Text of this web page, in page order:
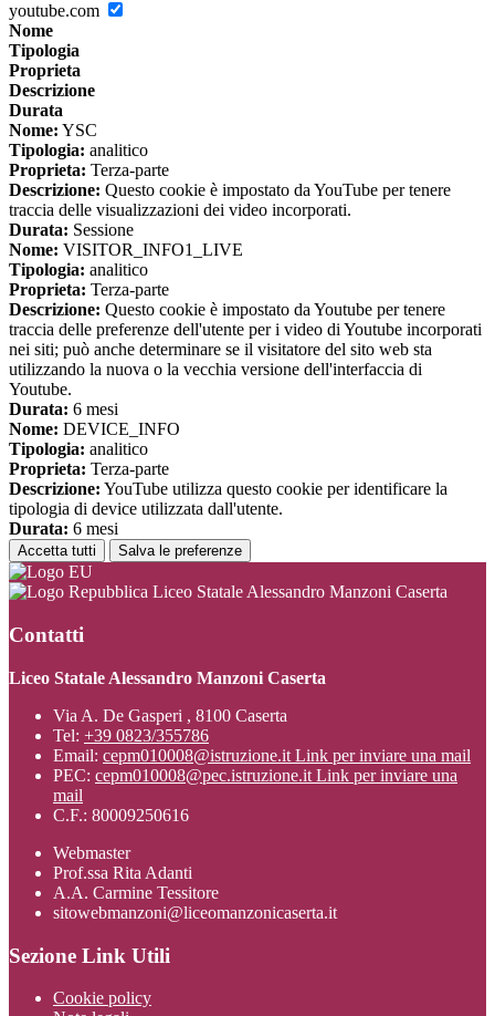
youtube.com
Nome
Tipologia
Proprieta
Descrizione
Durata
Nome: YSC
Tipologia: analitico
Proprieta: Terza-parte
Descrizione: Questo cookie è impostato da YouTube per tenere
traccia delle visualizzazioni dei video incorporati.
Durata: Sessione
Nome: VISITOR_INFO1_LIVE
Tipologia: analitico
Proprieta: Terza-parte
Descrizione: Questo cookie è impostato da Youtube per tenere
traccia delle preferenze dell'utente per i video di Youtube incorporati
nei siti; può anche determinare se il visitatore del sito web sta
utilizzando la nuova o la vecchia versione dell'interfaccia di
Youtube.
Durata: 6 mesi
Nome: DEVICE_INFO
Tipologia: analitico
Proprieta: Terza-parte
Descrizione: YouTube utilizza questo cookie per identificare la
tipologia di device utilizzata dall'utente.
Durata: 6 mesi
Accetta tutti Salva le preferenze
Liceo Statale Alessandro Manzoni Caserta
Contatti
Liceo Statale Alessandro Manzoni Caserta
Via A. De Gasperi , 8100 Caserta
Tel: +39 0823/355786
Email: cepm010008@istruzione.it Link per inviare una mail
PEC: cepm010008@pec.istruzione.it Link per inviare una
mail
C.F.: 80009250616
Webmaster
Prof.ssa Rita Adanti
A.A. Carmine Tessitore
sitowebmanzoni@liceomanzonicaserta.it
Sezione Link Utili
Cookie policy